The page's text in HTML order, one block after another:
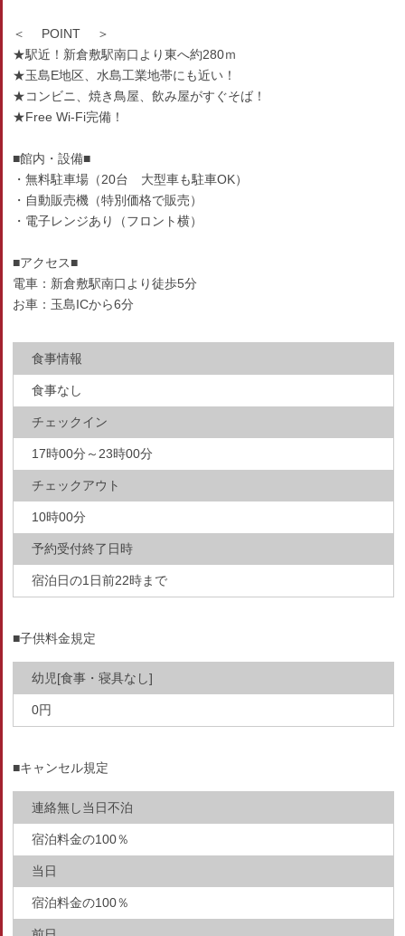
＜ POINT ＞
★駅近！新倉敷駅南口より東へ約280ｍ
★玉島E地区、水島工業地帯にも近い！
★コンビニ、焼き鳥屋、飲み屋がすぐそば！
★Free Wi-Fi完備！
■館内・設備■
・無料駐車場（20台 大型車も駐車OK）
・自動販売機（特別価格で販売）
・電子レンジあり（フロント横）
■アクセス■
電車：新倉敷駅南口より徒歩5分
お車：玉島ICから6分
食事情報
食事なし
チェックイン
17時00分～23時00分
チェックアウト
10時00分
予約受付終了日時
宿泊日の1日前22時まで
■子供料金規定
幼児[食事・寝具なし]
0円
■キャンセル規定
連絡無し当日不泊
宿泊料金の100％
当日
宿泊料金の100％